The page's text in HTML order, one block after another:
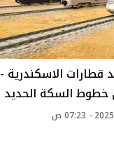
الاسكندرية -
خطوط السكة الحديد